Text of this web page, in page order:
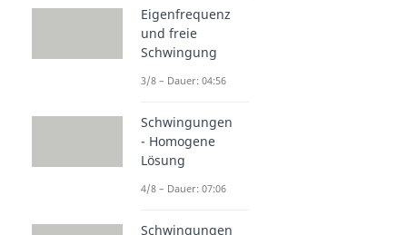
Eigenfrequenz
und freie
Schwingung
3/8 – Dauer: 04:56
Schwingungen
- Homogene
Lösung
4/8 – Dauer: 07:06
Schwingungen